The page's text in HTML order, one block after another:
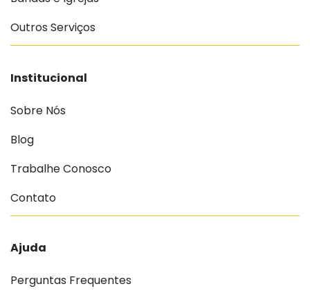
Outros Serviços
Institucional
Sobre Nós
Blog
Trabalhe Conosco
Contato
Ajuda
Perguntas Frequentes